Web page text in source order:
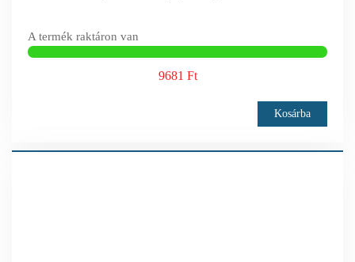
A termék raktáron van
9681 Ft
Kosárba